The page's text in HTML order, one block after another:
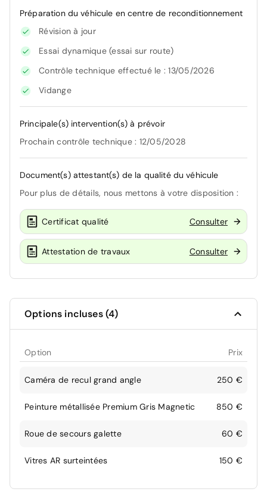
Préparation du véhicule en centre de reconditionnement
Révision à jour
Essai dynamique (essai sur route)
Contrôle technique effectué le : 13/05/2026
Vidange
Principale(s) intervention(s) à prévoir
Prochain contrôle technique : 12/05/2028
Document(s) attestant(s) de la qualité du véhicule
Pour plus de détails, nous mettons à votre disposition :
Certificat qualité Consulter
Attestation de travaux Consulter
Options incluses (4)
Option Prix
Caméra de recul grand angle 250 €
Peinture métallisée Premium Gris Magnetic 850 €
Roue de secours galette 60 €
Vitres AR surteintées 150 €